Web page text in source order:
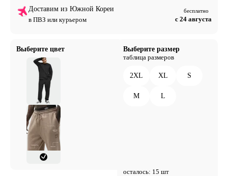
Доставим из Южной Кореи
в ПВЗ или курьером
бесплатно
с 24 августа
Выберите цвет
Выберите размер
таблица размеров
2XL XL S
M L
осталось: 15 шт